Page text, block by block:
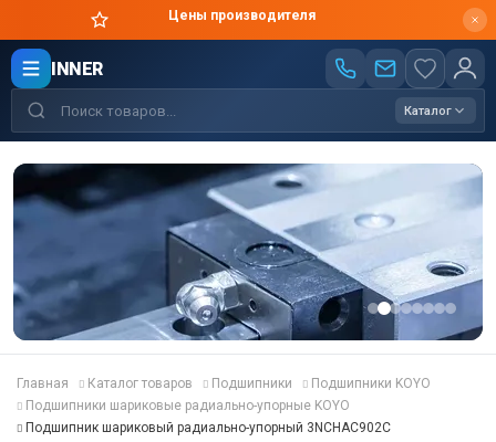
Цены производителя
INNER
Каталог
Главная Каталог товаров Подшипники
Подшипники KOYO
Подшипники шариковые радиально-упорные KOYO
Подшипник шариковый радиально-упорный 3NCHAC902C